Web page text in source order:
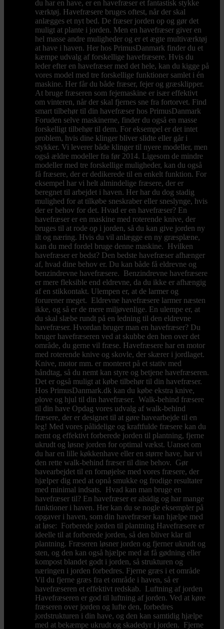
du har en have, er en havefræser et fantastisk stykke
værktøj. Havefræsere bruges oftest, når der skal
anlægges et nyt bed. De fræser jorden op og gør det
muligt at plante i jorden. Men en havefræser giver en
hel masse andre muligheder og er et ægte multiværktøj
at have i haven. Her hos PrimusDanmark finder du et
kæmpe udvalg af forskellige havefræsere. Hvis du
leder efter en havefræser med det hele, kan du kigge på
vores model med tre forskellige funktioner samlet i én
maskine. Her får du både fræser, fejer og græsklipper.
At bruge fræseren som fejemaskine er især effektivt
om vinteren, når der skal fjernes sne fra fortorvet. Find
smart tilbehør til din havefræser hos PrimusDanmark
Foruden selve maskinerne, finder du også en masse
forskelligt tilbehør til dem. For eksempel er det intet
problem, hvis dine klinger bliver slidte eller går i
stykker. Vi leverer både klinger til nyere modeller, men
også ældre modeller fra før 2014. Ligesom de mindre
modeller med tre forskellige muligheder, kan du også
få fræsere, der er dedikerede til en enkelt funktion. For
eksempel har vi helt almindelige fræsere, der er
beregnet til arbejdet i haven. Her har du dog stadig
mulighed for at tilkøbe sneskraber eller sneslynge, hvis
der er behov for det. Hvad er en havefræser? En
havefræser er en maskine med roterende knive, der
bruges til at rode op i jorden, så du kan give jorden ny
ilt og næring. Hvis du vil anlægge en ny græsplæne,
kan du med fordel bruge denne maskine. Hvilken
havefræser er bedst? Den bedste havefræser afhænger
af, hvad dine behov er. Du kan både få eldrevne og
benzindrevne havefræsere. Benzindrevne havefræsere
er mere fleksible end eldrevne, da du ikke er afhængig
af en stikkontakt. Ulempen er, at de larmer og
forurener meget. Eldrevne havefræsere larmer næsten
ikke, og så er de mere miljøvenlige. En ulempe er, at
du skal slæbe rundt på en ledning til den eldrevne
havefræser. Hvordan bruger man en havefræser? Du
bruger havefræseren ved at skubbe den hen over det
område, du gerne vil fræse. Havefræsere har en motor
med roterende knive og skovle, der skærer i jordlaget.
Knive, motor mm. er monteret på et stativ med
håndtag, så du nemt kan styre og betjene havefræseren.
Det er også muligt at købe tilbehør til din havefræser.
Hos PrimusDanmark.dk kan du købe ekstra knive,
plove og hjul til din havefræser. Walk-behind fræsere
til din have Opdag vores udvalg af walk-behind
fræsere, der er designet til at gøre havearbejde til en
leg! Med vores pålidelige og kraftfulde fræsere kan du
nemt og effektivt forberede jorden til plantning, fjerne
ukrudt og løsne jorden for optimal vækst. Uanset om
du har en lille køkkenhave eller en større have, har vi
den rette walk-behind fræser til dine behov. Gør
havearbejdet til en fornøjelse med vores fræsere, der
hjælper dig med at opnå smukke og frodige resultater
med minimal indsats. Hvad kan man bruge en
havefræser til? En havefræser er alsidig og har mange
funktioner i haven. Her kan du se nogle eksempler på
opgaver i haven, som din havefræser kan hjælpe med
at løse: Forberede jorden til plantning Havefræsere er
ideelle til at forberede jorden, så den bliver klar til
plantning. Fræseren løsner jorden og fjerner ukrudt og
sten, og den kan også hjælpe med at få gødning eller
kompost blandet godt i jorden, så strukturen og
næringen i jorden forbedres. Fjerne græs i et område
Vil du fjerne græs fra et område i haven, så er
havefræseren et effektivt redskab. Luftning af jorden
Havefræseren er god til luftning af jorden. Ved at køre
fræseren over jorden og lufte den, forbedres
jordstrukturen i din have, og den kan samtidig hjælpe
med at bekæmpe ukrudt og skadedyr i jorden. Fjerne